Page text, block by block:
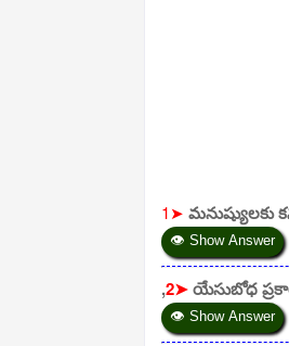
1➤
👁 Show Answer
,2➤యేసుబోధ
👁 Show Answer